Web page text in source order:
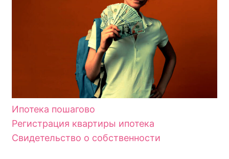
Ипотека пошагово
Регистрация квартиры ипотека
Свидетельство о собственности